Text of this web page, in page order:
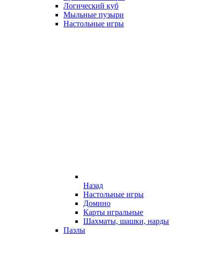
Логический куб
Мыльные пузыри
Настольные игры
Назад
Настольные игры
Домино
Карты игральные
Шахматы, шашки, нарды
Пазлы